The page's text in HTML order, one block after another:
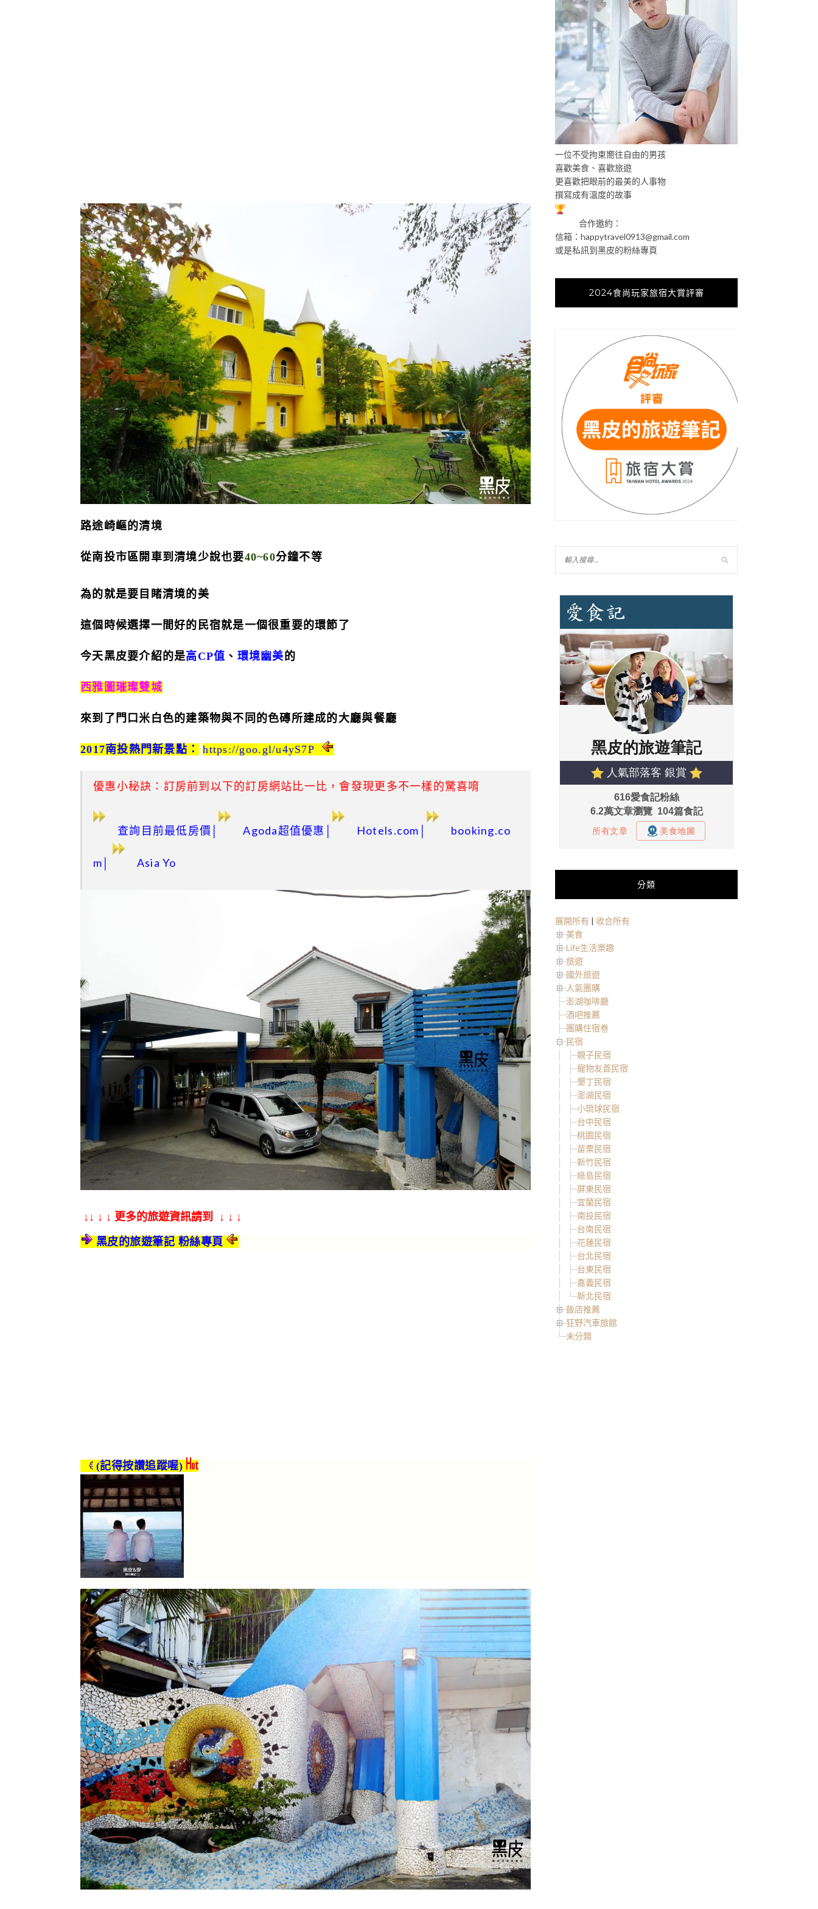
路途崎嶇的清境
從南投市區開車到清境少說也要40~60分鐘不等
為的就是要目睹清境的美
這個時候選擇一間好的民宿就是一個很重要的環節了
今天黑皮要介紹的是高CP值 、 環境幽美的
西雅圖璀璨雙城
來到了門口米白色的建築物與不同的色磚所建成的大廳與餐廳
2017南投熱門新景點： https://goo.gl/u4yS7P
優惠小秘訣：訂房前到以下的訂房網站比一比，會發現更多不一樣的驚喜唷
查詢目前最低房價 Agoda超值優惠│ Hotels.com│ booking.co
m│ Asia Yo
↓↓ ↓ ↓ 更多的旅遊資訊請到 ↓ ↓ ↓
黑皮的旅遊筆記 粉絲專頁
(記得按讚追蹤喔)
一位不受拘束嚮往自由的男孩
喜歡美食、喜歡旅遊
更喜歡把眼前的最美的人事物
撰寫成有溫度的故事
合作邀約：
信箱： happytravel0913@gmail.com
或是私訊到黑皮的粉絲專頁
2024食尚玩家旅宿大賞評審
分類
展開所有 | 收合所有
美食
Life生活樂趣
旅遊
國外旅遊
人氣團購
澎湖咖啡廳
酒吧推薦
團購住宿卷
民宿
親子民宿
寵物友善民宿
墾丁民宿
澎湖民宿
小琉球民宿
台中民宿
桃園民宿
苗栗民宿
新竹民宿
綠島民宿
屏東民宿
宜蘭民宿
南投民宿
台南民宿
花蓮民宿
台北民宿
台東民宿
嘉義民宿
新北民宿
飯店推薦
狂野汽車旅館
未分類